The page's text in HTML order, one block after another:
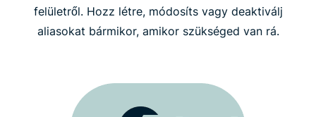
felületről. Hozz létre, módosíts vagy deaktiválj
aliasokat bármikor, amikor szükséged van rá.